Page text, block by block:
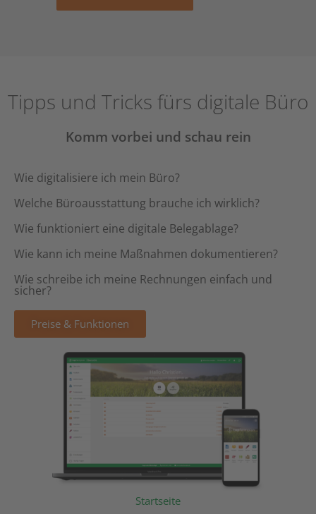
Tipps und Tricks fürs digitale Büro
Komm vorbei und schau rein
Wie digitalisiere ich mein Büro?
Welche Büroausstattung brauche ich wirklich?
Wie funktioniert eine digitale Belegablage?
Wie kann ich meine Maßnahmen dokumentieren?
Wie schreibe ich meine Rechnungen einfach und
sicher?
Preise & Funktionen
Startseite
Digitaler Aktenschrank
Ackerschlagkartei mit Kartenansicht
Startseite